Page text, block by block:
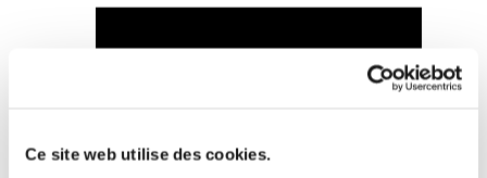
Ce site web utilise des cookies.
Valorisation de l’herbe